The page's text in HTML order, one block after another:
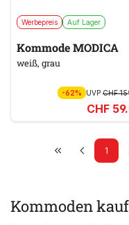
Werbepreis Auf Lager
Kommode MODICA
weiß, grau
-62% UVP CHF
CHF
1
Kommoden